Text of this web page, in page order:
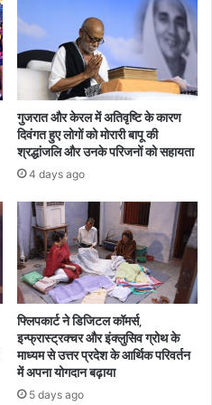
गुजरात और केरल में अतिवृष्टि के कारण
दिवंगत हुए लोगों को मोरारी बापू की
श्रद्धांजलि और उनके परिजनों को सहायता
4 days ago
फ्लिपकार्ट ने डिजिटल कॉमर्स,
इन्फ्रास्ट्रक्चर और इंक्लुसिव ग्रोथ के
माध्यम से उत्तर प्रदेश के आर्थिक परिवर्तन
में अपना योगदान बढ़ाया
5 days ago